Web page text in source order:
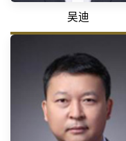
吴迪